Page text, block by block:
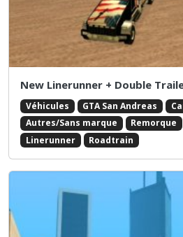
New Linerunner + Double
Véhicules GTA San Andreas
Autres/Sans marque
Remorque
Linerunner
Roadtrain